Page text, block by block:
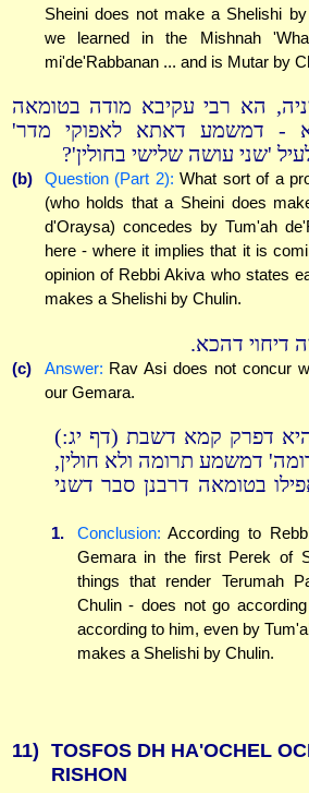
Sheini does not make a Shelishi
we learned in the Mishnah
mi'de'Rabbanan ... and is Mutar by
הא רבי עקיבא מודה בטומאה
- דמשמע דאתא לאפוקי מדר'
'שני עושה שלישי בחולין'?
(b) Question (Part 2): What sort of a
(who holds that a Sheini does
d'Oraysa) concedes by Tum'ah
here - where it implies that it is
opinion of Rebbi Akiva who states
makes a Shelishi by Chulin.
דיחוי דהכא.
(c) Answer: Rav Asi does not concur
our Gemara.
דפרק קמא דשבת (דף יג:)
דמשמע תרומה ולא חולין,
בטומאה דרבנן סבר דשני
1. Conclusion: According to
Gemara in the first Perek of
things that render Terumah
Chulin - does not go
according to him, even by
makes a Shelishi by Chulin.
11) TOSFOS DH HA'OCHEL
RISHON